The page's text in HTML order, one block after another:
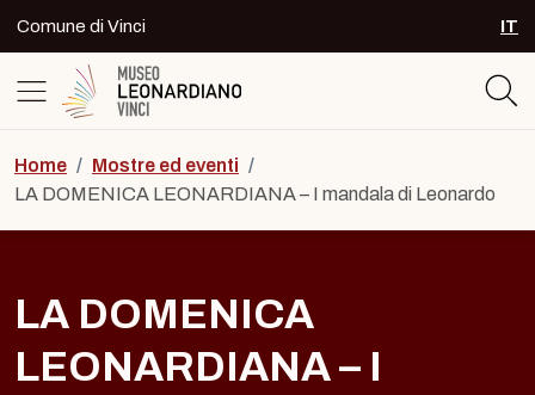
Comune di Vinci IT
Home / Mostre ed eventi /
LA DOMENICA LEONARDIANA – I mandala di Leonardo
LA DOMENICA
LEONARDIANA – I